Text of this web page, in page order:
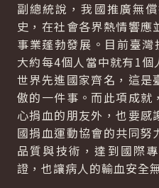
副總統說，我國推廣無
史，在社會各界熱情響
事業蓬勃發展。目前臺灣
大約每4個人當中就有1
世界先進國家齊名，這是
傲的一件事。而此項成就
心捐血的朋友外，也要感
國捐血運動協會的共同努
品質與技術，達到國際
證，也讓病人的輸血安全